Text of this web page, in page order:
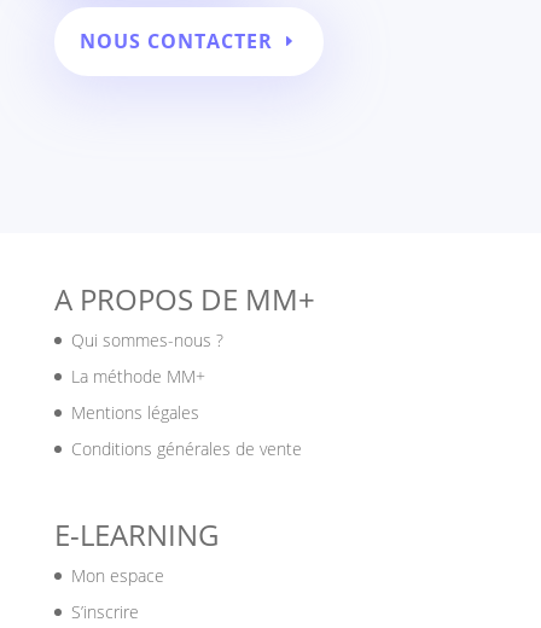
NOUS CONTACTER
A PROPOS DE MM+
Qui sommes-nous ?
La méthode MM+
Mentions légales
Conditions générales de vente
E-LEARNING
Mon espace
S’inscrire